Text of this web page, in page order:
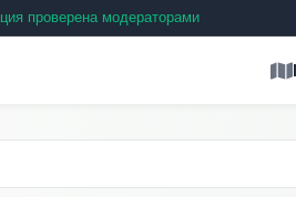
проверена модераторами